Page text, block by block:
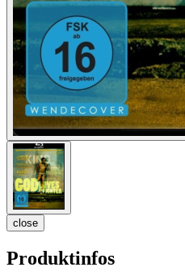
close
Produktinfos